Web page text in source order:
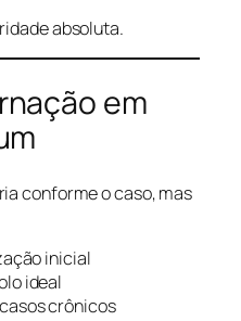
absoluta.
em
conforme o caso, mas
inicial
ideal
crônicos